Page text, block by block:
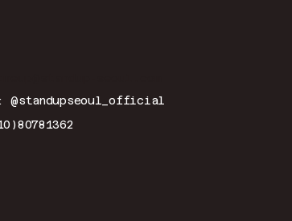
@standupseoul_official